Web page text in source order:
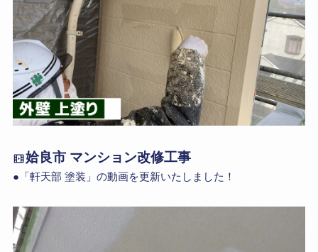
姶良市 マンション改修工事
●「軒天部 塗装」の動画を更新いたしました！